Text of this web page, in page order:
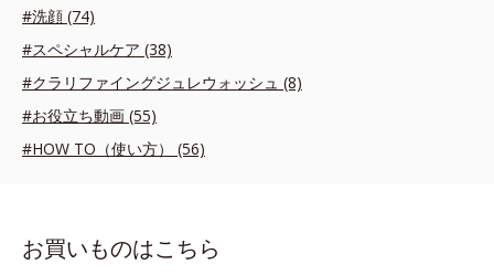
#洗顔 (74)
#スペシャルケア (38)
#クラリファイングジュレウォッシュ (8)
#お役立ち動画 (55)
#HOW TO（使い方） (56)
お買いものはこちら